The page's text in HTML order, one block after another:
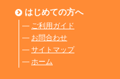
はじめての方へ
― ご利用ガイド
― お問合わせ
― サイトマップ
― ホーム